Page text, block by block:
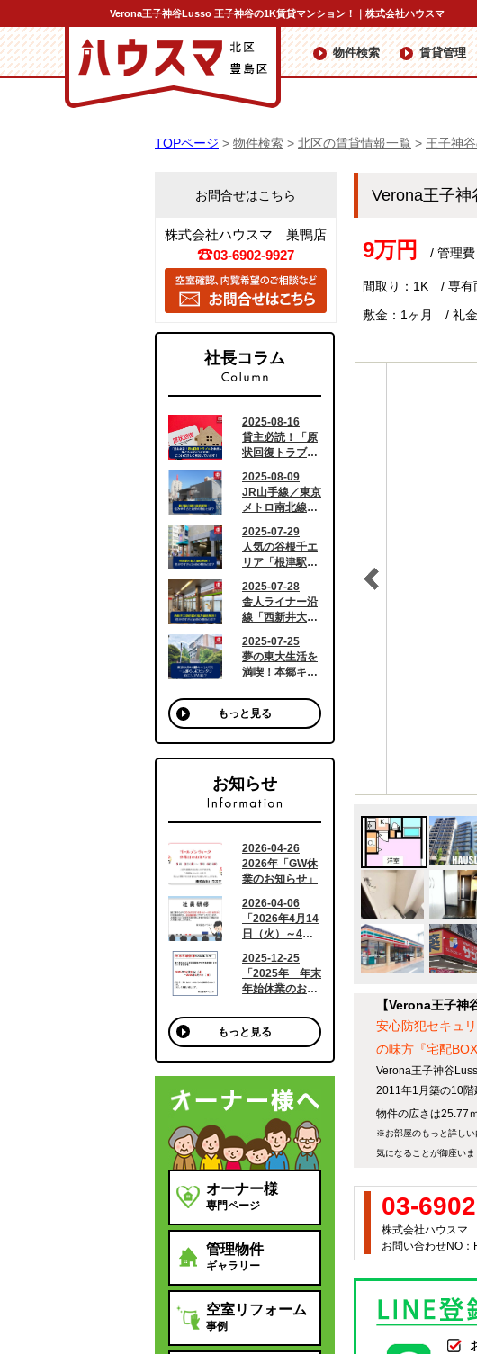
Verona王子神谷Lusso 王子神谷の1K賃貸マンション！｜株式会社ハウスマ
物件検索 賃貸管理
TOPページ > 物件検索 > 北区の賃貸情報一覧 > 王子神
Verona王子
9万円 / 管理費
間取り：1K / 専有
敷金：1ヶ月 / 礼
【Verona王子
安心防犯セキュ
の味方『宅配
Verona王子神谷
2011年1月築の10階
物件の広さは25.77
※お部屋のもっと詳しい
気になることが御座い
03-
株式会社ハウスマ
お問い合わせNO
お問合せはこちら
株式会社ハウスマ 巣鴨店
03-6902-9927
社長コラム
もっと見る
お知らせ
もっと見る
オーナー様
専門ページ
管理物件
ギャラリー
空室リフォーム
事例